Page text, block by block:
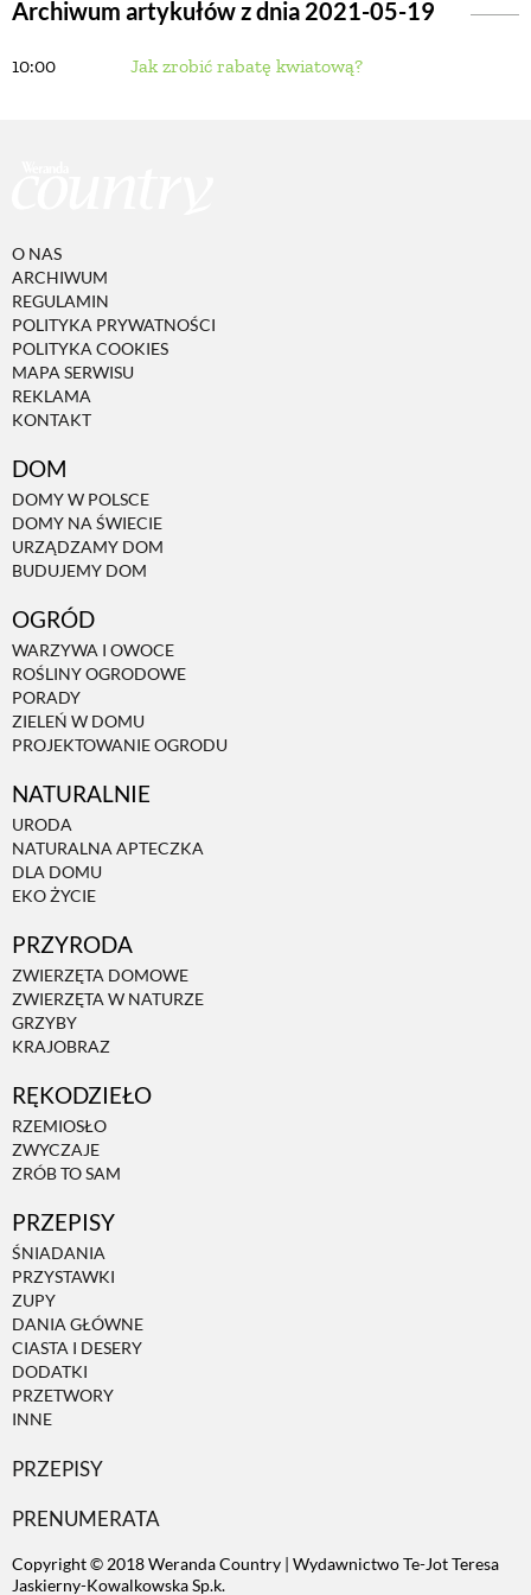
Archiwum artykułów z dnia 2021-05-19
10:00 Jak zrobić rabatę kwiatową?
O NAS
ARCHIWUM
REGULAMIN
POLITYKA PRYWATNOŚCI
POLITYKA COOKIES
MAPA SERWISU
REKLAMA
KONTAKT
DOM
DOMY W POLSCE
DOMY NA ŚWIECIE
URZĄDZAMY DOM
BUDUJEMY DOM
OGRÓD
WARZYWA I OWOCE
ROŚLINY OGRODOWE
PORADY
ZIELEŃ W DOMU
PROJEKTOWANIE OGRODU
NATURALNIE
URODA
NATURALNA APTECZKA
DLA DOMU
EKO ŻYCIE
PRZYRODA
ZWIERZĘTA DOMOWE
ZWIERZĘTA W NATURZE
GRZYBY
KRAJOBRAZ
RĘKODZIEŁO
RZEMIOSŁO
ZWYCZAJE
ZRÓB TO SAM
PRZEPISY
ŚNIADANIA
PRZYSTAWKI
ZUPY
DANIA GŁÓWNE
CIASTA I DESERY
DODATKI
PRZETWORY
INNE
PRZEPISY
PRENUMERATA
Copyright © 2018 Weranda Country | Wydawnictwo Te-Jot Teresa
Jaskierny-Kowalkowska Sp.k.
BUDUJEMY DOM
PROJEKTOWANIE OGRODU
NATURALNA APTECZKA
ZRÓB TO SAM